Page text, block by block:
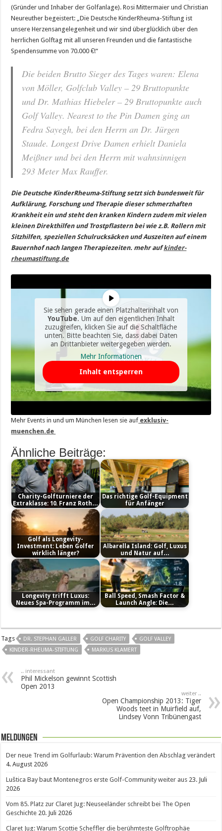
(Gründer und Inhaber der Golfanlage). Rosi Mittermaier und Christian
Neureuther begeistert: „Die Deutsche KinderRheuma-Stiftung ist
unsere Herzensangelegenheit und wir sind überglücklich über den
herrlichen Golftag mit all unseren Freunden und die fantastische
Spendensumme von 70.000 €!“
Die beiden Brutto Sieger des Tages waren: Elena
von Möller, Golfclub Valley – 29 Bruttopunkte
und Dr. Mathias Hiebeler – 29 Bruttopunkte auch
Golf Valley. Nearest to the Pin Damen ging an
Fedra Sayegh, bei den Herrn an Dr. Jürgen
Staude. Longest Drive Damen erhielt Daniela
Meißner und bei den Herrn mit wahnsinnigen
293 Meter Max Rauffer.
Die Deutsche KinderRheuma-Stiftung setzt sich bundesweit für
Aufklärung, Forschung und Therapie dieser schmerzhaften
Krankheit ein und steht den kranken Kindern zudem mit vielen
kleinen Direkthilfen und Trostpflastern bei wie z.B. Rollern mit
Sitzhilfen, speziellen Schulrucksäcken und Auszeiten auf einem
Bauernhof nach langen Therapiezeiten. mehr aufkinder-
rheumastiftung.de
Sie sehen gerade einen Platzhalterinhalt von
YouTube. Um auf den eigentlichen Inhalt
zuzugreifen, klicken Sie auf die Schaltfläche
unten. Bitte beachten Sie, dass dabei Daten
an Drittanbieter weitergegeben werden.
Mehr Informationen
Inhalt entsperren
Mehr Events in und um München lesen sie auf exklusiv-
muenchen.de
Ähnliche Beiträge:
Charity-Golfturniere der
Extraklasse: 10. Franz Roth…
Das richtige Golf-Equipment
für Anfänger
Golf als Longevity-
Investment: Leben Golfer
wirklich länger?
Albarella Island: Golf, Luxus
und Natur auf…
Longevity trifft Luxus:
Neues Spa-Programm im…
Ball Speed, Smash Factor &
Launch Angle: Die…
Tags DR. STEPHAN GALLER GOLF CHARITY
GOLF VALLEY
KINDER-RHEUMA-STIFTUNG
MARKUS KLAMERT
.. interessant
Phil Mickelson gewinnt Scottish
Open 2013
weiter ..
Open Championship 2013: Tiger
Woods teet in Muirfield auf,
Lindsey Vonn Tribünengast
Meldungen
Der neue Trend im Golfurlaub: Warum Prävention den Abschlag verändert
4. August 2026
Luštica Bay baut Montenegros erste Golf-Community weiter aus 23. Juli
2026
Vom 85. Platz zur Claret Jug: Neuseeländer schreibt bei The Open
Geschichte 20. Juli 2026
Claret Jug: Warum Scottie Scheffler die berühmteste Golftrophäe